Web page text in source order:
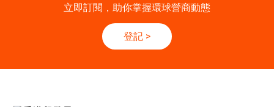
立即訂閱，助你掌握環球營商動態
登記 >